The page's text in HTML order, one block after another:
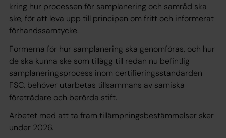
kring hur processen för samplanering och samråd ska
ske, för att leva upp till principen om fritt och informerat
förhandssamtycke.
Formerna för hur samplanering ska genomföras, och hur
de ska kunna ske som tillägg till redan nu befintlig
samplaneringsprocess inom certifieringsstandarden
FSC, behöver utarbetas tillsammans av samiska
företrädare och berörda stift.
Arbetet med att ta fram tillämpningsbestämmelser sker
under 2026.